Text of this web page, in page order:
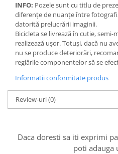
INFO: Pozele sunt cu titlu de
diferențe de nuanțe între
datorită prelucrării imaginii.
Bicicleta se livrează în cutie,
realizează ușor. Totuși, dacă nu
nu se produce deteriorări,
reglările componentelor să se
Informatii conformitate produs
Review-uri(0)
Daca doresti sa iti exprimi
poti adauga